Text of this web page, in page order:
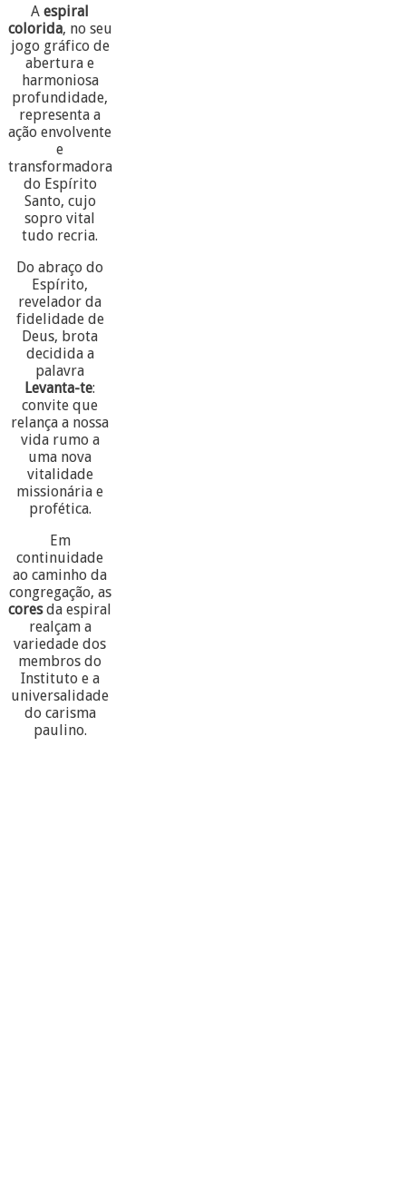
Aespiral
colorida, no seu
jogo gráfico de
abertura e
harmoniosa
profundidade,
representa a
ação envolvente
e
transformadora
do Espírito
Santo, cujo
sopro vital
tudo recria.
Do abraço do
Espírito,
revelador da
fidelidade de
Deus, brota
decidida a
palavra
Levanta-te:
convite que
relança a nossa
vida rumo a
uma nova
vitalidade
missionária e
profética.
Em
continuidade
ao caminho da
congregação, as
coresda espiral
realçam a
variedade dos
membros do
Instituto e a
universalidade
do carisma
paulino.